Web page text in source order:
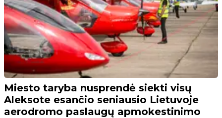
Miesto taryba nusprendė siekti visų
Aleksote esančio seniausio Lietuvoje
aerodromo paslaugų apmokestinimo